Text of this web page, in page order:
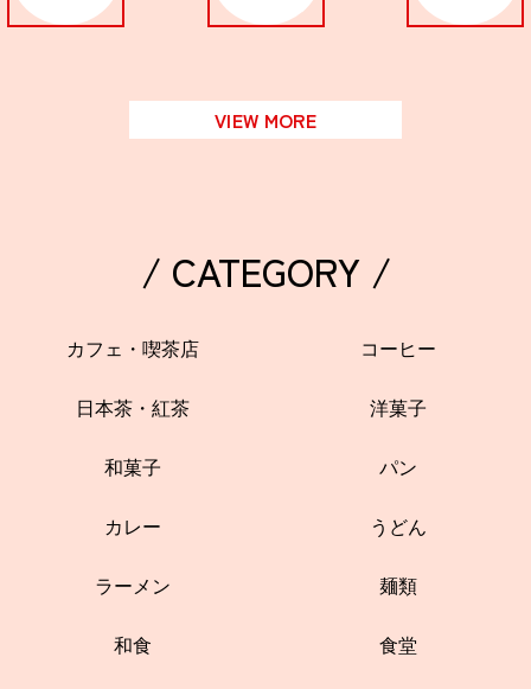
VIEW MORE
/ CATEGORY /
カフェ・喫茶店 コーヒー
日本茶・紅茶 洋菓子
和菓子 パン
カレー うどん
ラーメン 麺類
和食 食堂